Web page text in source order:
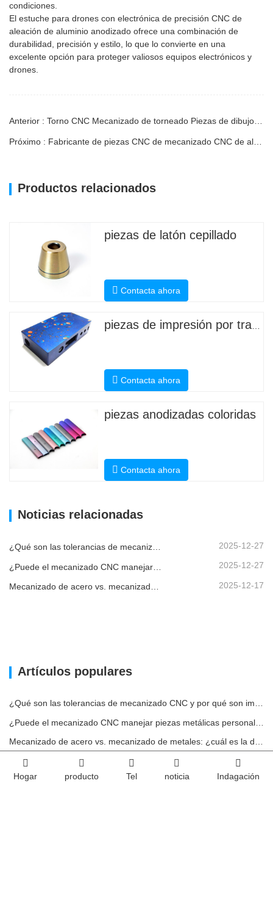
condiciones.
El estuche para drones con electrónica de precisión CNC de
aleación de aluminio anodizado ofrece una combinación de
durabilidad, precisión y estilo, lo que lo convierte en una
excelente opción para proteger valiosos equipos electrónicos y
drones.
Productos relacionados
piezas de latón cepillado
Contacta ahora
Contacta ahora
piezas anodizadas coloridas
Contacta ahora
Noticias relacionadas
¿Qué son las tolerancias de mecanizado CNC y por qué son importantes? 2025-12-27
2025-12-27
2025-12-17
Artículos populares
¿Qué son las tolerancias de mecanizado CNC y por qué son importantes?
Cómo afecta la maquinabilidad al costo del mecanizado del acero
Impacto ambiental del uso de carcasas de aluminio
Hogar producto Tel noticia Indagación